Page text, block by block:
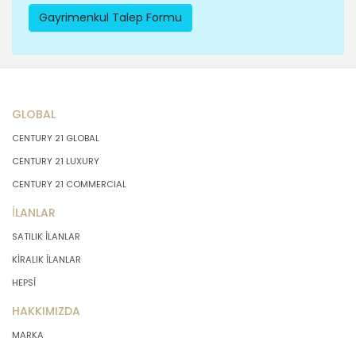
Gayrimenkul Talep Formu
GLOBAL
CENTURY 21 GLOBAL
CENTURY 21 LUXURY
CENTURY 21 COMMERCIAL
İLANLAR
SATILIK İLANLAR
KİRALIK İLANLAR
HEPSİ
HAKKIMIZDA
MARKA